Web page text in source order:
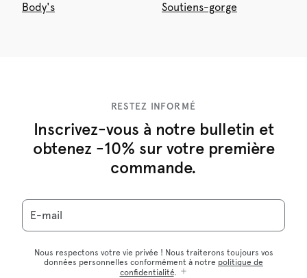
Body's Soutiens-gorge
RESTEZ INFORMÉ
Inscrivez-vous à notre bulletin et
obtenez -10% sur votre première
commande.
E-mail
Nous respectons votre vie privée ! Nous traiterons toujours vos
données personnelles conformément à notre politique de
confidentialité.